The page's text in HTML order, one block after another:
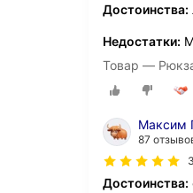
Достоинства:
Недостатки:
Товар —
Максим
87
Достоинства: